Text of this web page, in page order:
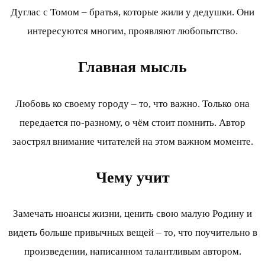
Дуглас с Томом – братья, которые жили у дедушки. Они
интересуются многим, проявляют любопытство.
Главная мысль
Любовь ко своему городу – то, что важно. Только она
передается по-разному, о чём стоит помнить. Автор
заострял внимание читателей на этом важном моменте.
Чему учит
Замечать нюансы жизни, ценить свою малую Родину и
видеть больше привычных вещей – то, что поучительно в
произведении, написанном талантливым автором.